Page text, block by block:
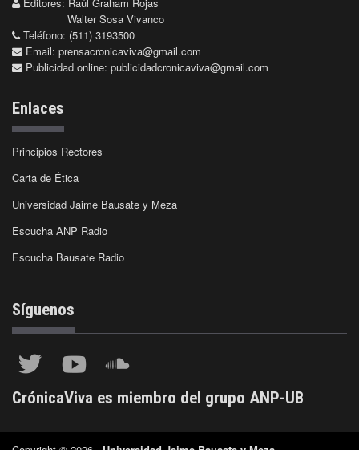
Walter Sosa Vivanco
Teléfono: (511) 3193500
Email: prensacronicaviva@gmail.com
Publicidad online: publicidadcronicaviva@gmail.com
Enlaces
Principios Rectores
Carta de Ética
Universidad Jaime Bausate y Meza
Escucha ANP Radio
Escucha Bausate Radio
Síguenos
CrónicaViva es miembro del grupo ANP-UB